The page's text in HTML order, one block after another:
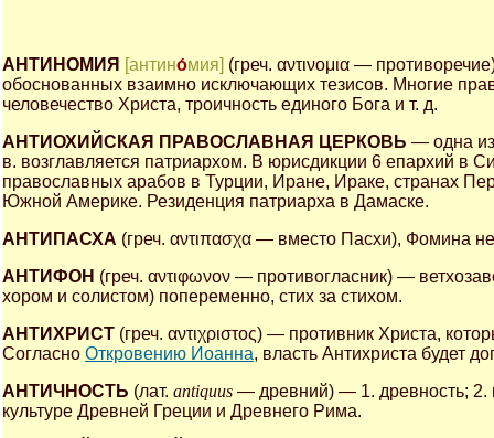
АНТИНОМИЯ [антино́мия] (греч. αντινομια —
обоснованных взаимно исключающих тезисов. Многие
человечество Христа, троичность единого Бога и т. д.
АНТИОХИЙСКАЯ ПРАВОСЛАВНАЯ ЦЕРКОВЬ — одна
в. возглавляется патриархом. В юрисдикции 6 епархий в
православных арабов в Турции, Иране, Ираке, странах
Южной Америке. Резиденция патриарха в Дамаске.
АНТИПАСХА (греч. αντιπασχα — вместо Пасхи), Фомина
АНТИФОН (греч. αντιφωνον — противогласник) —
хором и солистом) попеременно, стих за стихом.
АНТИХРИСТ (греч. αντιχριστος) — противник Христа,
Согласно Откровению Иоанна, власть Антихриста будет
АНТИЧНОСТЬ (лат. antiquus — древний) — 1. древность; 2.
культуре Древней Греции и Древнего Рима.